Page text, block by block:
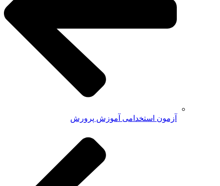
آزمون استخدامی آموزش پرورش